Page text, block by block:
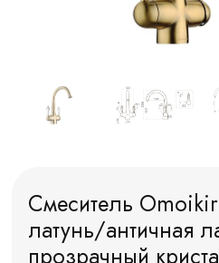
Смеситель
латунь/античная
прозрачный